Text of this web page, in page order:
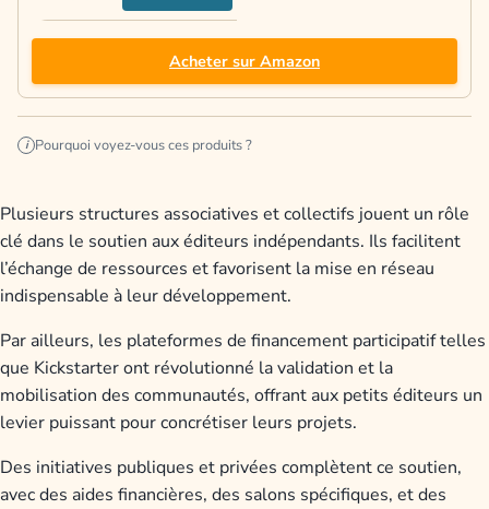
Acheter sur Amazon
i Pourquoi voyez-vous ces produits ?
Plusieurs structures associatives et collectifs jouent un rôle
clé dans le soutien aux éditeurs indépendants. Ils facilitent
l’échange de ressources et favorisent la mise en réseau
indispensable à leur développement.
Par ailleurs, les plateformes de financement participatif telles
que Kickstarter ont révolutionné la validation et la
mobilisation des communautés, offrant aux petits éditeurs un
levier puissant pour concrétiser leurs projets.
Des initiatives publiques et privées complètent ce soutien,
avec des aides financières, des salons spécifiques, et des